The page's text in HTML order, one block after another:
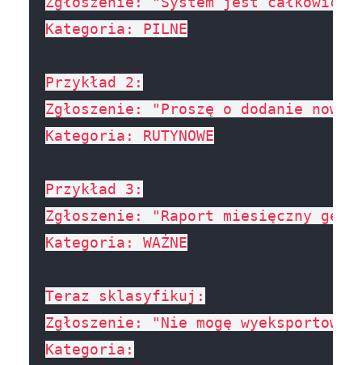
Kategoria: PILNE
Przykład 2:
Zgłoszenie: "Proszę o dodanie
Kategoria: RUTYNOWE
Przykład 3:
Zgłoszenie: "Raport miesięczny
Kategoria: WAŻNE
Teraz sklasyfikuj:
Zgłoszenie: "Nie mogę